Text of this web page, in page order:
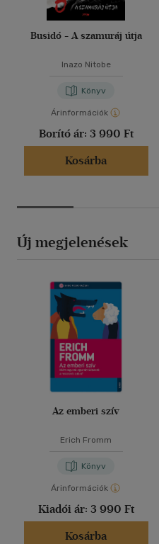
Busidó - A szamuráj útja
Inazo Nitobe
Könyv
Árinformációk
Borító ár: 3 990 Ft
Kosárba
Új megjelenések
Az emberi szív
Erich Fromm
Könyv
Árinformációk
Kiadói ár: 3 990 Ft
Kosárba